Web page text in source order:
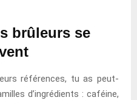
brûleurs se
références, tu as peut-
d’ingrédients : caféine,